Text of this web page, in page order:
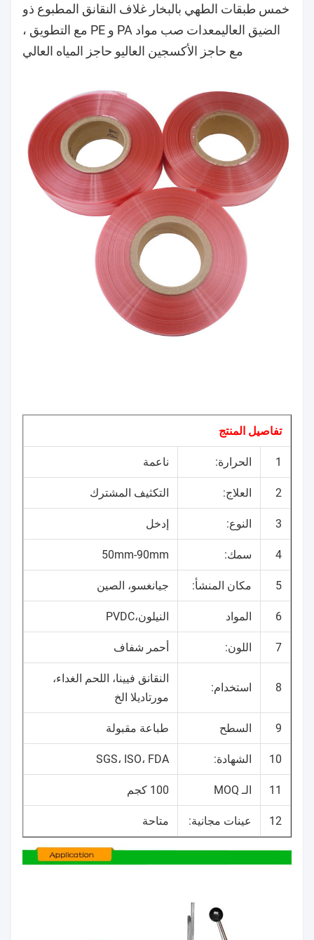
خمس طبقات الطهي بالبخار غلاف النقانق المطبوع ذو
الضيق العالي
معدات صب مواد PA و PE مع التطويق ،
مع حاجز الأكسجين العاليو حاجز المياه العالي
تفاصيل المنتج
1 الحرارة: ناعمة
2 العلاج: التكثيف المشترك
3 النوع: إدخل
4 سمك: 50mm-90mm
5 مكان المنشأ: جيانغسو، الصين
6 المواد النيلون،PVDC
7 اللون: أحمر شفاف
8 استخدام:
النقانق فيينا، اللحم الغداء،
مورتاديلا الخ
9 السطح طباعة مقبولة
10 الشهادة: SGS، ISO، FDA
11 الـ MOQ 100 كجم
12 عينات مجانية: متاحة